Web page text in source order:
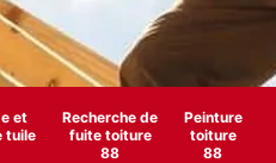
et
tuile
Recherche de
fuite toiture
88
Peinture
toiture
88